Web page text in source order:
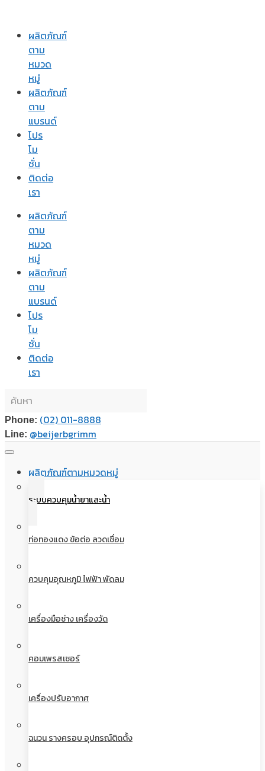
ผลิตภัณฑ์
ตาม
หมวด
หมู่
ผลิตภัณฑ์
ตาม
แบรนด์
โปร
โม
ชั่น
ติดต่อ
เรา
ผลิตภัณฑ์
ตาม
หมวด
หมู่
ผลิตภัณฑ์
ตาม
แบรนด์
โปร
โม
ชั่น
ติดต่อ
เรา
Phone: (02) 011-8888
Line: @beijerbgrimm
ผลิตภัณฑ์ตามหมวดหมู่
ระบบควบคุมน้ำยาและน้ำ
ท่อทองแดง ข้อต่อ ลวดเชื่อม
ควบคุมอุณหภูมิ ไฟฟ้า พัดลม
เครื่องมือช่าง เครื่องวัด
คอมเพรสเซอร์
เครื่องปรับอากาศ
ฉนวน รางครอบ อุปกรณ์ติดตั้ง